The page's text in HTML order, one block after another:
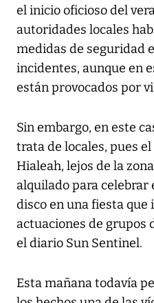
el inicio oficioso del
autoridades locales
medidas de seguridad
incidentes, aunque en
están provocados por
Sin embargo, en este
trata de locales, pues
Hialeah, lejos de la
alquilado para
disco en una fiesta que
actuaciones de grupos
el diario Sun Sentinel.
Esta mañana todavía